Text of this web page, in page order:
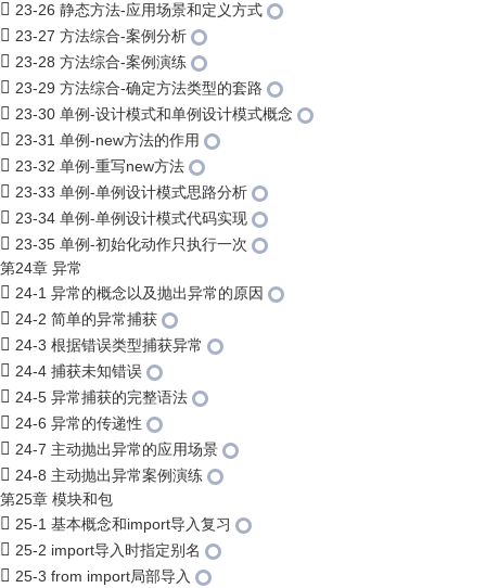
23-26 静态方法-应用场景和定义方式
23-27 方法综合-案例分析
23-28 方法综合-案例演练
23-29 方法综合-确定方法类型的套路
23-30 单例-设计模式和单例设计模式概念
23-31 单例-new方法的作用
23-32 单例-重写new方法
23-33 单例-单例设计模式思路分析
23-34 单例-单例设计模式代码实现
23-35 单例-初始化动作只执行一次
第24章 异常
24-1 异常的概念以及抛出异常的原因
24-2 简单的异常捕获
24-3 根据错误类型捕获异常
24-4 捕获未知错误
24-5 异常捕获的完整语法
24-6 异常的传递性
24-7 主动抛出异常的应用场景
24-8 主动抛出异常案例演练
第25章 模块和包
25-1 基本概念和import导入复习
25-2 import导入时指定别名
25-3 from import局部导入